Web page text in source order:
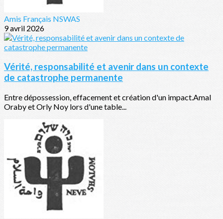
Amis Français NSWAS
9 avril 2026
Vérité, responsabilité et avenir dans un contexte
de catastrophe permanente
Entre dépossession, effacement et création d'un impact.Amal
Oraby et Orly Noy lors d'une table...